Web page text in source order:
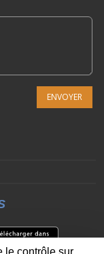
ENVOYER
le contrôle sur